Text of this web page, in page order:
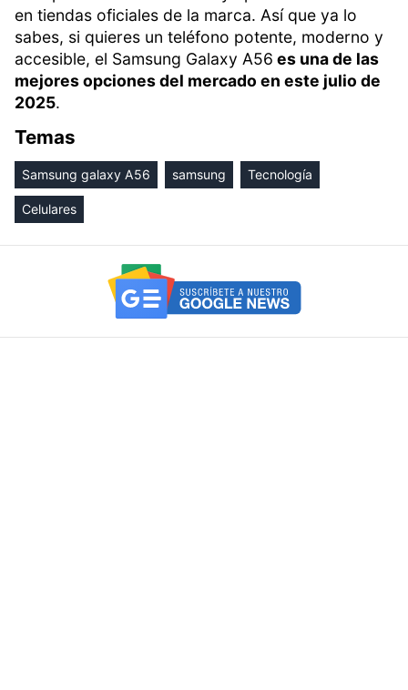
en tiendas oficiales de la marca. Así que ya lo
sabes, si quieres un teléfono potente, moderno y
accesible, el Samsung Galaxy A56 es una de las
mejores opciones del mercado en este julio de
2025.
Temas
Samsung galaxy A56 samsung Tecnología
Celulares